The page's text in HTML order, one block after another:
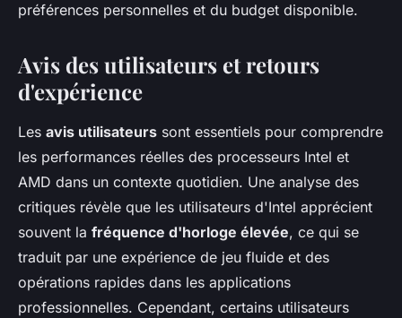
préférences personnelles et du budget disponible.
Avis des utilisateurs et retours
d'expérience
Les avis utilisateurs sont essentiels pour comprendre
les performances réelles des processeurs Intel et
AMD dans un contexte quotidien. Une analyse des
critiques révèle que les utilisateurs d'Intel apprécient
souvent la fréquence d'horloge élevée, ce qui se
traduit par une expérience de jeu fluide et des
opérations rapides dans les applications
professionnelles. Cependant, certains utilisateurs